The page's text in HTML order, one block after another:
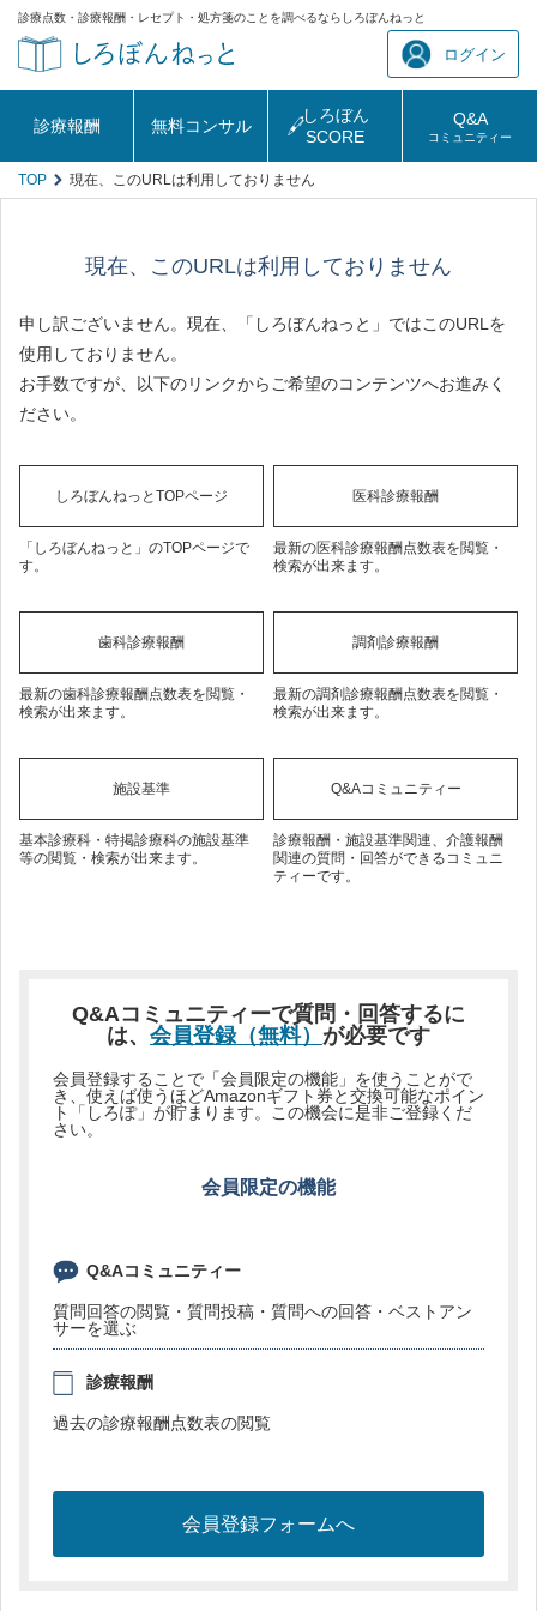
診療点数・診療報酬・レセプト・処方箋のことを調べるならしろぼんねっと
ログイン
診療報酬 無料コンサル
しろぼん
SCORE
Q&A
コミュニティー
TOP 現在、このURLは利用しておりません
現在、このURLは利用しておりません
申し訳ございません。現在、「しろぼんねっと」ではこのURLを
使用しておりません。
お手数ですが、以下のリンクからご希望のコンテンツへお進みく
ださい。
しろぼんねっとTOPページ
「しろぼんねっと」のTOPページで
す。
医科診療報酬
最新の医科診療報酬点数表を閲覧・
検索が出来ます。
歯科診療報酬
最新の歯科診療報酬点数表を閲覧・
検索が出来ます。
調剤診療報酬
最新の調剤診療報酬点数表を閲覧・
検索が出来ます。
施設基準
基本診療科・特掲診療科の施設基準
等の閲覧・検索が出来ます。
Q&Aコミュニティー
診療報酬・施設基準関連、介護報酬
関連の質問・回答ができるコミュニ
ティーです。
Q&Aコミュニティーで質問・回答するに
は、 会員登録（無料） が必要です
会員登録することで「会員限定の機能」を使うことがで
き、使えば使うほどAmazonギフト券と交換可能なポイン
ト「しろぽ」が貯まります。この機会に是非ご登録くだ
さい。
会員限定の機能
Q&Aコミュニティー
質問回答の閲覧・質問投稿・質問への回答・ベストアン
サーを選ぶ
診療報酬
過去の診療報酬点数表の閲覧
会員登録フォームへ